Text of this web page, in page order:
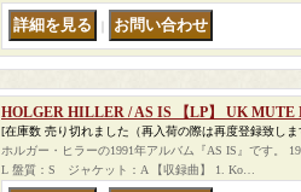
HOLGER HILLER / AS IS 【LP】 UK
[在庫数 売り切れました（再入荷の際は再度登録致しま
ホルガー・ヒラーの1991年アルバム『AS IS』です
L 盤質：S ジャケット：A 【収録曲】 1. Ko…